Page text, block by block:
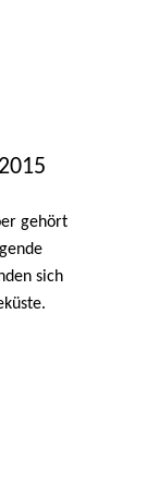
gehört
sich